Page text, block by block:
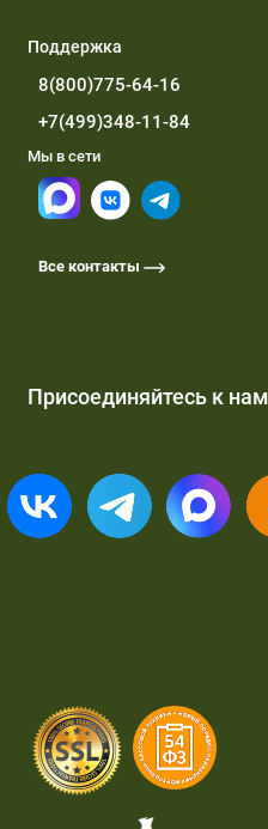
Поддержка
8(800)775-64-16
+7(499)348-11-84
Мы в сети
Все контакты
Присоединяйтесь к